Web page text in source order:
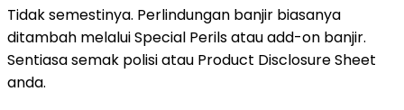
Tidak semestinya. Perlindungan banjir biasanya
ditambah melalui Special Perils atau add-on banjir.
Sentiasa semak polisi atau Product Disclosure Sheet
anda.